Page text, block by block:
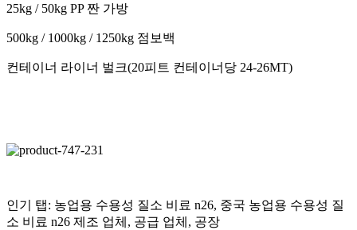
25kg / 50kg PP 짠 가방
500kg / 1000kg / 1250kg 점보백
컨테이너 라이너 벌크(20피트 컨테이너당 24-26MT)
인기 탭: 농업용 수용성 질소 비료 n26, 중국 농업용 수용성 질
소 비료 n26 제조 업체, 공급 업체, 공장